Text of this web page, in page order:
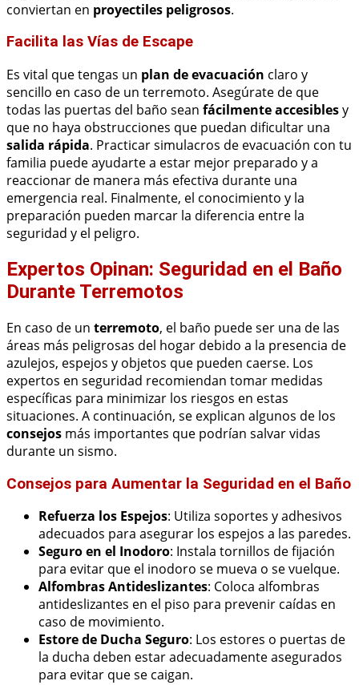
conviertan en proyectiles peligrosos.
Facilita las Vías de Escape
Es vital que tengas un plan de evacuación claro y
sencillo en caso de un terremoto. Asegúrate de que
todas las puertas del baño sean fácilmente accesiblesy
que no haya obstrucciones que puedan dificultar una
salida rápida. Practicar simulacros de evacuación con tu
familia puede ayudarte a estar mejor preparado y a
reaccionar de manera más efectiva durante una
emergencia real. Finalmente, el conocimiento y la
preparación pueden marcar la diferencia entre la
seguridad y el peligro.
Expertos Opinan: Seguridad en el Baño
Durante Terremotos
En caso de un terremoto, el baño puede ser una de las
áreas más peligrosas del hogar debido a la presencia de
azulejos, espejos y objetos que pueden caerse. Los
expertos en seguridad recomiendan tomar medidas
específicas para minimizar los riesgos en estas
situaciones. A continuación, se explican algunos de los
consejos más importantes que podrían salvar vidas
durante un sismo.
Consejos para Aumentar la Seguridad en el Baño
Refuerza los Espejos: Utiliza soportes y adhesivos
adecuados para asegurar los espejos a las paredes.
Seguro en el Inodoro: Instala tornillos de fijación
para evitar que el inodoro se mueva o se vuelque.
Alfombras Antideslizantes: Coloca alfombras
antideslizantes en el piso para prevenir caídas en
caso de movimiento.
Estore de Ducha Seguro: Los estores o puertas de
la ducha deben estar adecuadamente asegurados
para evitar que se caigan.